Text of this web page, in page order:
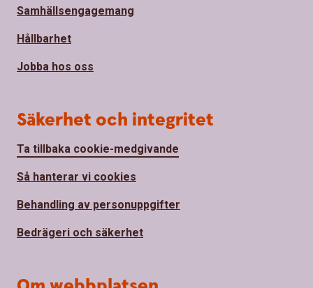
Samhällsengagemang
Hållbarhet
Jobba hos oss
Säkerhet och integritet
Ta tillbaka cookie-medgivande
Så hanterar vi cookies
Behandling av personuppgifter
Bedrägeri och säkerhet